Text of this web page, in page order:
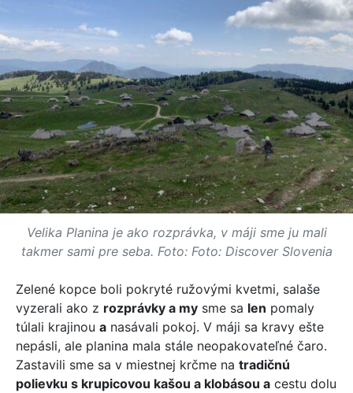
Velika Planina je ako rozprávka, v máji sme ju mali
takmer sami pre seba. Foto: Foto: Discover Slovenia
Zelené kopce boli pokryté ružovými kvetmi, salaše
vyzerali ako z rozprávky a my sme sa len pomaly
túlali krajinou a nasávali pokoj. V máji sa kravy ešte
nepásli, ale planina mala stále neopakovateľné čaro.
Zastavili sme sa v miestnej krčme na tradičnú
polievku s krupicovou kašou a klobásou a cestu dolu